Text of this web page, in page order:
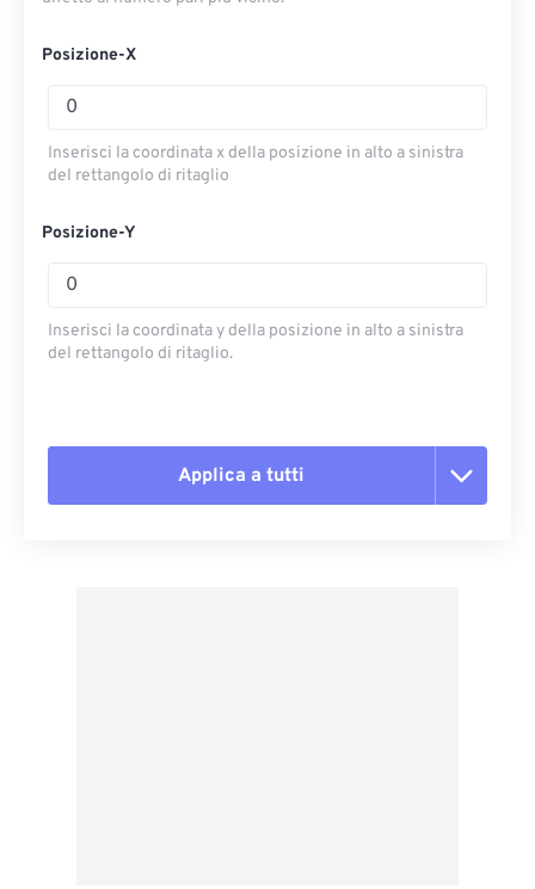
Posizione-X
Inserisci la coordinata x della posizione in alto a sinistra
del rettangolo di ritaglio
Posizione-Y
Inserisci la coordinata y della posizione in alto a sinistra
del rettangolo di ritaglio.
Applica a tutti